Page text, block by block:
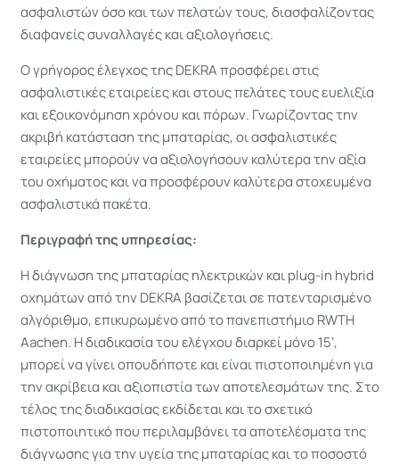
ασφαλιστών όσο και των πελατών τους, διασφαλίζοντας
διαφανείς συναλλαγές και αξιολογήσεις.
Ο γρήγορος έλεγχος της DEKRA προσφέρει στις
ασφαλιστικές εταιρείες και στους πελάτες τους ευελιξία
και εξοικονόμηση χρόνου και πόρων. Γνωρίζοντας την
ακριβή κατάσταση της μπαταρίας, οι ασφαλιστικές
εταιρείες μπορούν να αξιολογήσουν καλύτερα την αξία
του οχήματος και να προσφέρουν καλύτερα στοχευμένα
ασφαλιστικά πακέτα.
Περιγραφή της υπηρεσίας:
Η διάγνωση της μπαταρίας ηλεκτρικών και plug-in hybrid
οχημάτων από την DEKRA βασίζεται σε πατενταρισμένο
αλγόριθμο, επικυρωμένο από το πανεπιστήμιο RWTH
Aachen. Η διαδικασία του ελέγχου διαρκεί μόνο 15’,
μπορεί να γίνει οπουδήποτε και είναι πιστοποιημένη για
την ακρίβεια και αξιοπιστία των αποτελεσμάτων της. Στο
τέλος της διαδικασίας εκδίδεται και το σχετικό
πιστοποιητικό που περιλαμβάνει τα αποτελέσματα της
διάγνωσης για την υγεία της μπαταρίας και το ποσοστό